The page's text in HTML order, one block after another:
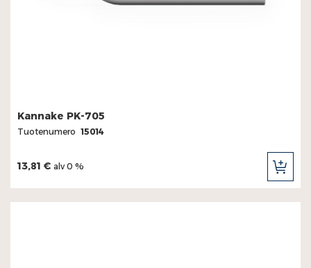
Kannake PK-705
Tuotenumero 15014
13,81 € alv 0 %